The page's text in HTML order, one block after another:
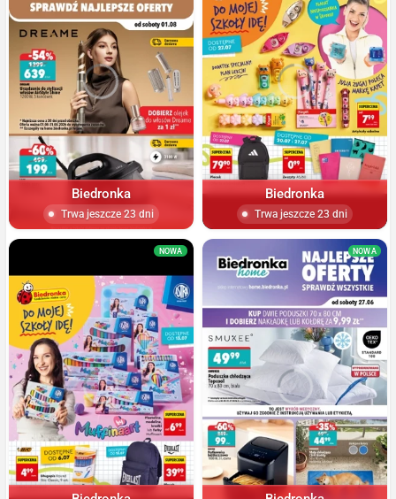
Biedronka
Trwa jeszcze 23 dni
Biedronka
Trwa jeszcze 23 dni
NOWA NOWA